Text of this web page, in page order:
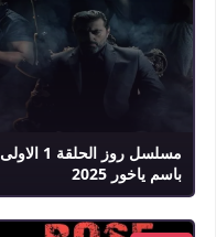
مسلسل روز الحلقة 1 الاولى
باسم ياخور 2025